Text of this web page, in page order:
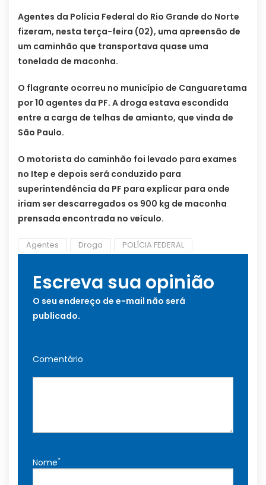
Agentes da Polícia Federal do Rio Grande do Norte
fizeram, nesta terça-feira (02), uma apreensão de
um caminhão que transportava quase uma
tonelada de maconha.
O flagrante ocorreu no município de Canguaretama
por 10 agentes da PF. A droga estava escondida
entre a carga de telhas de amianto, que vinda de
São Paulo.
O motorista do caminhão foi levado para exames
no Itep e depois será conduzido para
superintendência da PF para explicar para onde
iriam ser descarregados os 900 kg de maconha
prensada encontrada no veículo.
Agentes Droga POLÍCIA FEDERAL
Escreva sua opinião
O seu endereço de e-mail não será
publicado.
Comentário
Nome*